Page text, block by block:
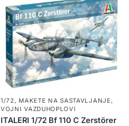
1/72,MAKETE NA SASTAVLJANJE,
VOJNI VAZDUHOPLOVI
ITALERI 1/72 Bf 110 C Zerstörer